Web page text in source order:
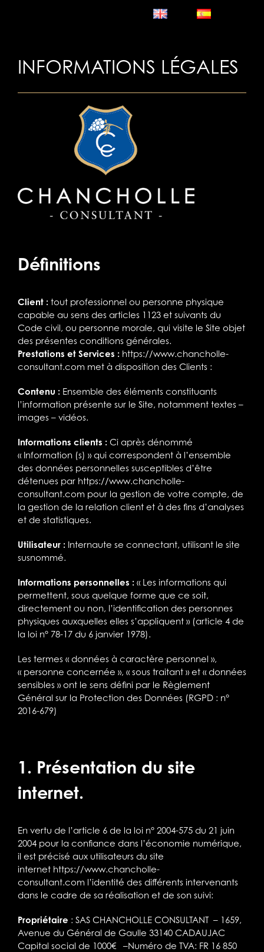
INFORMATIONS LÉGALES
Définitions
Client : tout professionnel ou personne physique
capable au sens des articles 1123 et suivants du
Code civil, ou personne morale, qui visite le Site objet
des présentes conditions générales.
Prestations et Services : https://www.chancholle-
consultant.com met à disposition des Clients :
Contenu : Ensemble des éléments constituants
l’information présente sur le Site, notamment textes –
images – vidéos.
Informations clients : Ci après dénommé
« Information (s) » qui correspondent à l’ensemble
des données personnelles susceptibles d’être
détenues par https://www.chancholle-
consultant.com pour la gestion de votre compte, de
la gestion de la relation client et à des fins d’analyses
et de statistiques.
Utilisateur : Internaute se connectant, utilisant le site
susnommé.
Informations personnelles : « Les informations qui
permettent, sous quelque forme que ce soit,
directement ou non, l’identification des personnes
physiques auxquelles elles s’appliquent » (article 4 de
la loi n° 78-17 du 6 janvier 1978).
Les termes « données à caractère personnel »,
« personne concernée », « sous traitant » et « données
sensibles » ont le sens défini par le Règlement
Général sur la Protection des Données (RGPD : n°
2016-679)
1. Présentation du site
internet.
En vertu de l’article 6 de la loi n° 2004-575 du 21 juin
2004 pour la confiance dans l’économie numérique,
il est précisé aux utilisateurs du site
internet https://www.chancholle-
consultant.com l’identité des différents intervenants
dans le cadre de sa réalisation et de son suivi:
Propriétaire : SAS CHANCHOLLE CONSULTANT – 1659,
Avenue du Général de Gaulle 33140 CADAUJAC
Capital social de 1000€ –Numéro de TVA: FR 16 850